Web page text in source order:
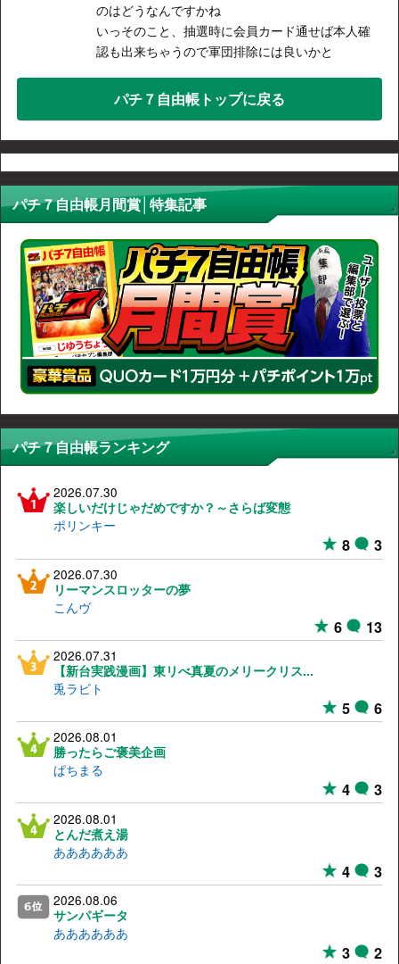
のはどうなんですかね
いっそのこと、抽選時に会員カード通せば本人確
認も出来ちゃうので軍団排除には良いかと
パチ７自由帳トップに戻る
パチ７自由帳月間賞│特集記事
パチ７自由帳ランキング
2026.07.30
楽しいだけじゃだめですか？～さらば変態
ポリンキー
8 3
2026.07.30
リーマンスロッターの夢
こんヴ
6 13
2026.07.31
【新台実践漫画】東リべ真夏のメリークリス...
兎ラビト
5 6
2026.08.01
勝ったらご褒美企画
ぱちまる
4 3
2026.08.01
とんだ煮え湯
ああああああ
4 3
2026.08.06
サンパギータ
ああああああ
3 2